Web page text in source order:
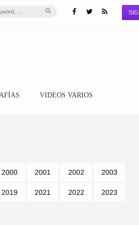
VIDEOS VARIOS
2000 2001 2002 2003
2019 2021 2022 2023